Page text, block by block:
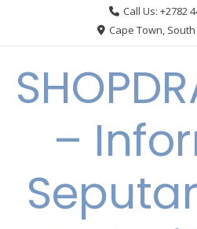
Call Us: +2782
Cape Town,
–